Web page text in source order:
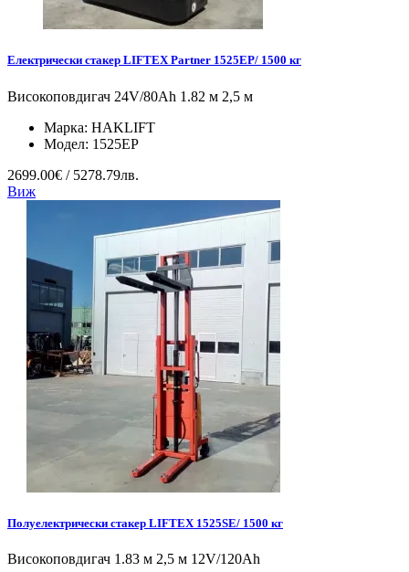
Електрически стакер LIFTEX Partner 1525EP/ 1500 кг
Високоповдигач 24V/80Ah 1.82 м 2,5 м
Марка: HAKLIFT
Модел: 1525EP
2699.00€ / 5278.79лв.
Виж
Полуелектрически стакер LIFTEX 1525SE/ 1500 кг
Високоповдигач 1.83 м 2,5 м 12V/120Ah